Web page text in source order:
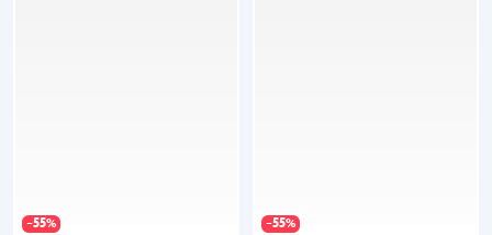
−55% −55%